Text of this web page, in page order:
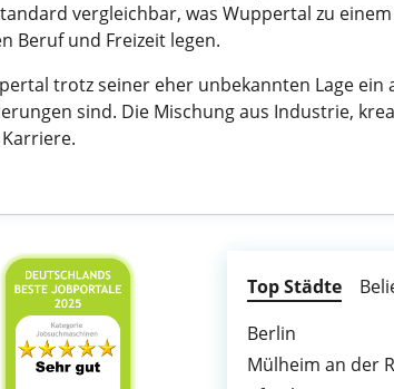
vergleichbar, was Wuppertal zu
Beruf und Freizeit legen.
trotz seiner eher unbekannten Lage
sind. Die Mischung aus Industrie,
Top Städte
Berlin
Mülheim an der